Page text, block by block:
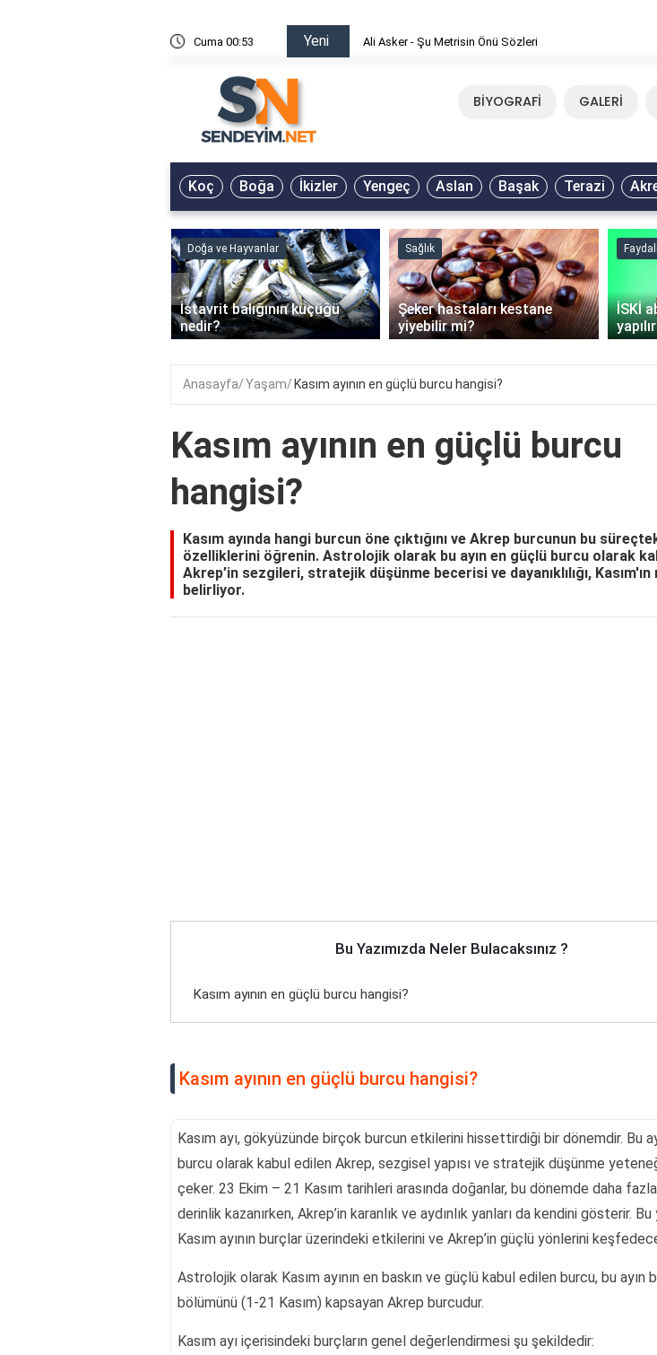
Cuma 00:53 Yeni Ali Asker - Şu Metrisin Önü Sözleri
BİYOGRAFİ GALERİ
Koç Boğa İkizler Yengeç Aslan Başak Terazi
Doğa ve Hayvanlar
İstavrit balığının küçüğü
nedir?
Sağlık
Şeker hastaları kestane
yiyebilir mi?
İSKİ
‹
Anasayfa Yaşam Kasım ayının en güçlü burcu hangisi?
Kasım ayının en güçlü burcu
hangisi?
Kasım ayında hangi burcun öne çıktığını ve Akrep burcunun bu
özelliklerini öğrenin. Astrolojik olarak bu ayın en güçlü burcu olarak
Akrep’in sezgileri, stratejik düşünme becerisi ve dayanıklılığı, Kasım'ın
belirliyor.
Bu Yazımızda Neler Bulacaksınız ?
Kasım ayının en güçlü burcu hangisi?
Kasım ayının en güçlü burcu hangisi?
Kasım ayı, gökyüzünde birçok burcun etkilerini hissettirdiği bir dönemdir. Bu
burcu olarak kabul edilen Akrep, sezgisel yapısı ve stratejik düşünme
çeker. 23 Ekim – 21 Kasım tarihleri arasında doğanlar, bu dönemde daha
derinlik kazanırken, Akrep’in karanlık ve aydınlık yanları da kendini gösterir. Bu
Kasım ayının burçlar üzerindeki etkilerini ve Akrep’in güçlü yönlerini
Astrolojik olarak Kasım ayının en baskın ve güçlü kabul edilen burcu, bu ayın
bölümünü (1-21 Kasım) kapsayan Akrep burcudur.
Kasım ayı içerisindeki burçların genel değerlendirmesi şu şekildedir: